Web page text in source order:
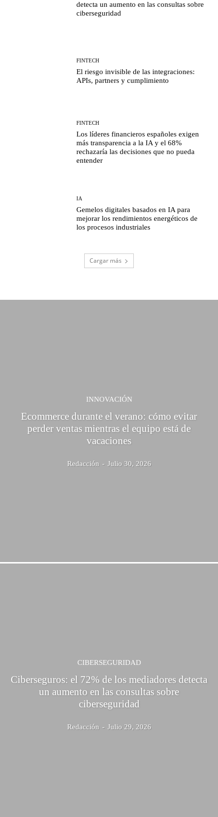
detecta un aumento en las consultas sobre
ciberseguridad
FINTECH
El riesgo invisible de las integraciones:
APIs, partners y cumplimiento
FINTECH
Los líderes financieros españoles exigen
más transparencia a la IA y el 68%
rechazaría las decisiones que no pueda
entender
IA
Gemelos digitales basados en IA para
mejorar los rendimientos energéticos de
los procesos industriales
Cargar más
INNOVACIÓN
Ecommerce durante el verano: cómo evitar
perder ventas mientras el equipo está de
vacaciones
Redacción - Julio 30, 2026
CIBERSEGURIDAD
Ciberseguros: el 72% de los mediadores detecta
un aumento en las consultas sobre
ciberseguridad
Redacción - Julio 29, 2026